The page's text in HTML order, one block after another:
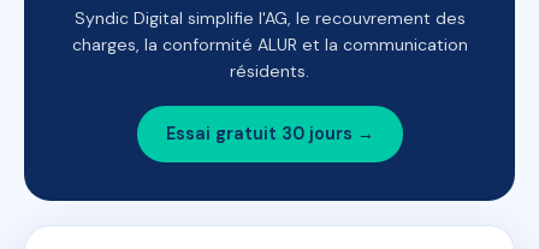
Syndic Digital simplifie l'AG, le recouvrement des
charges, la conformité ALUR et la communication
résidents.
Essai gratuit 30 jours →